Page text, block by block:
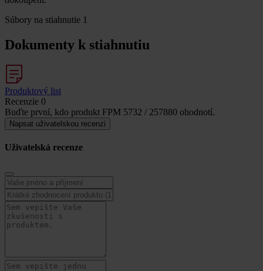
Súbory na stiahnutie 1
Dokumenty k stiahnutiu
Produktový list
Recenzie 0
Buďte první, kdo produkt FPM 5732 / 257880 ohodnotí.
Napsat uživatelskou recenzi
Uživatelská recenze